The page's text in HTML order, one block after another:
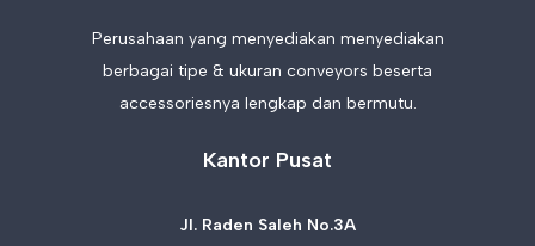
Perusahaan yang menyediakan menyediakan
berbagai tipe & ukuran conveyors beserta
accessoriesnya lengkap dan bermutu.
Kantor Pusat
Jl. Raden Saleh No.3A